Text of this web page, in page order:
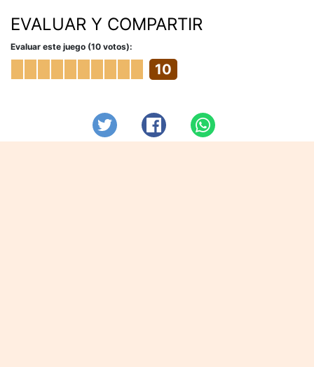
EVALUAR Y COMPARTIR
Evaluar este juego (10 votos):
10